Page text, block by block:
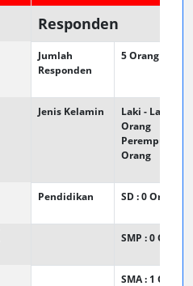
Responden
Jumlah
Responden
5Orang
Jenis Kelamin
Laki - Laki : 1
Orang
Perempuan : 4
Orang
Pendidikan SD : 0Orang
SMP : 0Orang
SMA : 1 Orang